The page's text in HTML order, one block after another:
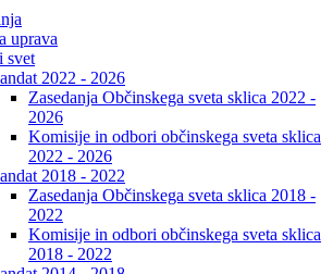
uprava
svet
2022 - 2026
Zasedanja Občinskega sveta sklica 2022 -
2026
Komisije in odbori občinskega sveta sklica
2022 - 2026
2018 - 2022
Zasedanja Občinskega sveta sklica 2018 -
2022
Komisije in odbori občinskega sveta sklica
2018 - 2022